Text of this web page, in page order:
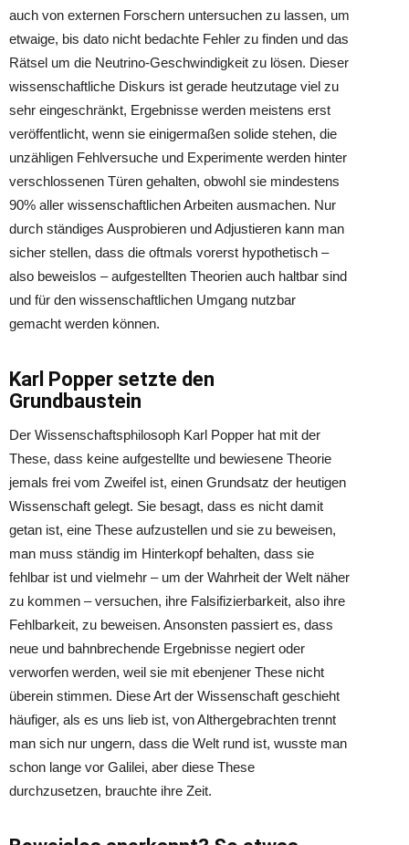
auch von externen Forschern untersuchen zu lassen, um
etwaige, bis dato nicht bedachte Fehler zu finden und das
Rätsel um die Neutrino-Geschwindigkeit zu lösen. Dieser
wissenschaftliche Diskurs ist gerade heutzutage viel zu
sehr eingeschränkt, Ergebnisse werden meistens erst
veröffentlicht, wenn sie einigermaßen solide stehen, die
unzähligen Fehlversuche und Experimente werden hinter
verschlossenen Türen gehalten, obwohl sie mindestens
90% aller wissenschaftlichen Arbeiten ausmachen. Nur
durch ständiges Ausprobieren und Adjustieren kann man
sicher stellen, dass die oftmals vorerst hypothetisch –
also beweislos – aufgestellten Theorien auch haltbar sind
und für den wissenschaftlichen Umgang nutzbar
gemacht werden können.
Karl Popper setzte den
Grundbaustein
Der Wissenschaftsphilosoph Karl Popper hat mit der
These, dass keine aufgestellte und bewiesene Theorie
jemals frei vom Zweifel ist, einen Grundsatz der heutigen
Wissenschaft gelegt. Sie besagt, dass es nicht damit
getan ist, eine These aufzustellen und sie zu beweisen,
man muss ständig im Hinterkopf behalten, dass sie
fehlbar ist und vielmehr – um der Wahrheit der Welt näher
zu kommen – versuchen, ihre Falsifizierbarkeit, also ihre
Fehlbarkeit, zu beweisen. Ansonsten passiert es, dass
neue und bahnbrechende Ergebnisse negiert oder
verworfen werden, weil sie mit ebenjener These nicht
überein stimmen. Diese Art der Wissenschaft geschieht
häufiger, als es uns lieb ist, von Althergebrachten trennt
man sich nur ungern, dass die Welt rund ist, wusste man
schon lange vor Galilei, aber diese These
durchzusetzen, brauchte ihre Zeit.